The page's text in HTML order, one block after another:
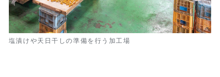
塩漬けや天日干しの準備を行う加工場